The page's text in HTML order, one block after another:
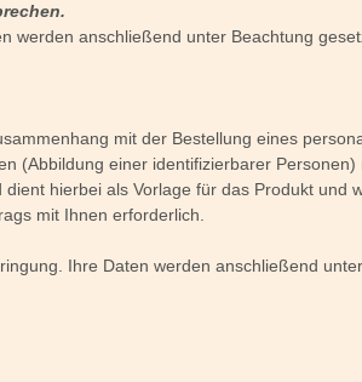
anschließend unter Beachtung
mit der Bestellung eines
(Abbildung einer identifizierbarer
hierbei als Vorlage für das Produkt
mit Ihnen erforderlich.
Ihre Daten werden anschließend